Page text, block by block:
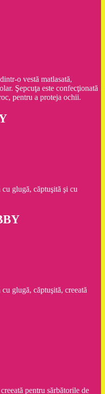
o vestă matlasată,
Şepcuţa este confecţionată
pentru a proteja ochii.
cu glugă, căptuşită şi cu
cu glugă, căptuşită, creeată
pentru sărbătorile de